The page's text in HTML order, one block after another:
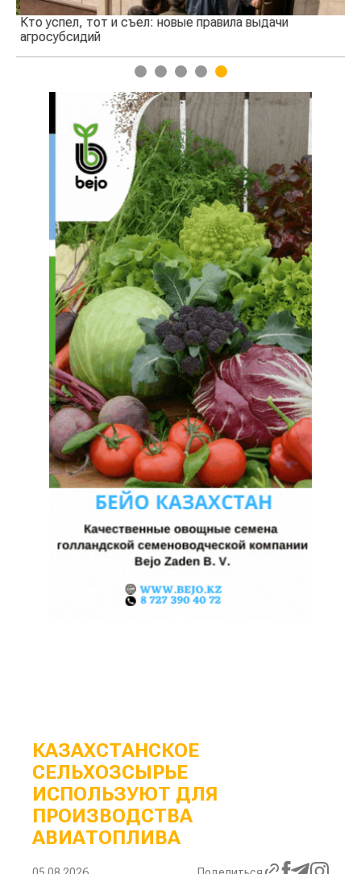
Кто успел, тот и съел: новые правила выдачи
агросубсидий
1 2 3 4 5
КАЗАХСТАНСКОЕ
СЕЛЬХОЗСЫРЬЕ
ИСПОЛЬЗУЮТ ДЛЯ
ПРОИЗВОДСТВА
АВИАТОПЛИВА